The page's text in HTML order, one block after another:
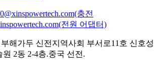
충전
전원 어댑터)
해가두 신전지역사회 부서로11호 신호성
2동 2-4층.중국 선전.